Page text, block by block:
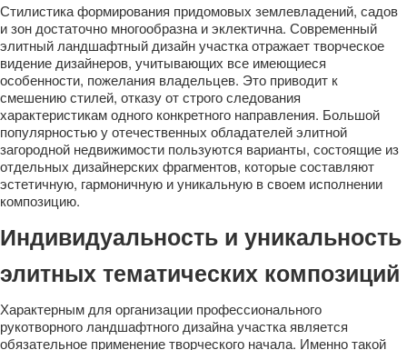
Стилистика формирования придомовых землевладений, садов
и зон достаточно многообразна и эклектична. Современный
элитный ландшафтный дизайн участка отражает творческое
видение дизайнеров, учитывающих все имеющиеся
особенности, пожелания владельцев. Это приводит к
смешению стилей, отказу от строго следования
характеристикам одного конкретного направления. Большой
популярностью у отечественных обладателей элитной
загородной недвижимости пользуются варианты, состоящие из
отдельных дизайнерских фрагментов, которые составляют
эстетичную, гармоничную и уникальную в своем исполнении
композицию.
Индивидуальность и уникальность
элитных тематических композиций
Характерным для организации профессионального
рукотворного ландшафтного дизайна участка является
обязательное применение творческого начала. Именно такой